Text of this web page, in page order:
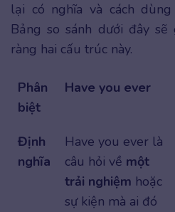
lại có nghĩa và cách
Bảng so sánh dưới đây
ràng hai cấu trúc này.
Phân
biệt
Have you ever
Định
nghĩa
Have you ever là
câu hỏi về một
trải nghiệm hoặc
sự kiện mà ai đó